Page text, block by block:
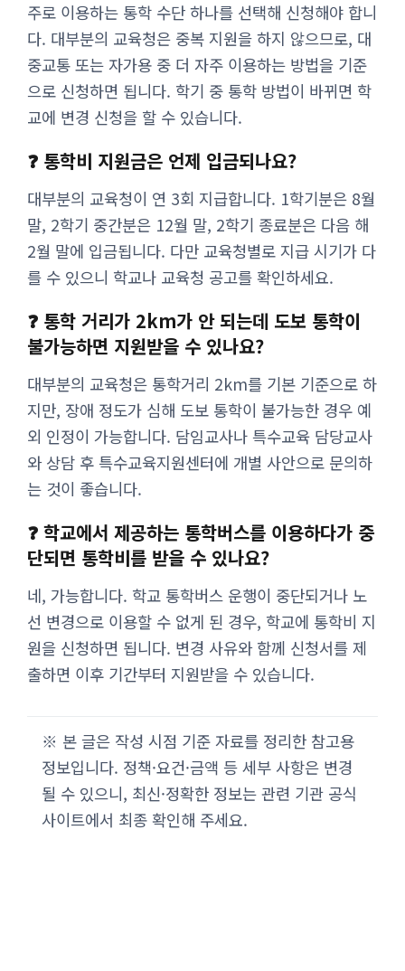
주로 이용하는 통학 수단 하나를 선택해 신청해야 합니
다. 대부분의 교육청은 중복 지원을 하지 않으므로, 대
중교통 또는 자가용 중 더 자주 이용하는 방법을 기준
으로 신청하면 됩니다. 학기 중 통학 방법이 바뀌면 학
교에 변경 신청을 할 수 있습니다.
❓ 통학비 지원금은 언제 입금되나요?
대부분의 교육청이 연 3회 지급합니다. 1학기분은 8월
말, 2학기 중간분은 12월 말, 2학기 종료분은 다음 해
2월 말에 입금됩니다. 다만 교육청별로 지급 시기가 다
를 수 있으니 학교나 교육청 공고를 확인하세요.
❓ 통학 거리가 2km가 안 되는데 도보 통학이
불가능하면 지원받을 수 있나요?
대부분의 교육청은 통학거리 2km를 기본 기준으로 하
지만, 장애 정도가 심해 도보 통학이 불가능한 경우 예
외 인정이 가능합니다. 담임교사나 특수교육 담당교사
와 상담 후 특수교육지원센터에 개별 사안으로 문의하
는 것이 좋습니다.
❓ 학교에서 제공하는 통학버스를 이용하다가 중
단되면 통학비를 받을 수 있나요?
네, 가능합니다. 학교 통학버스 운행이 중단되거나 노
선 변경으로 이용할 수 없게 된 경우, 학교에 통학비 지
원을 신청하면 됩니다. 변경 사유와 함께 신청서를 제
출하면 이후 기간부터 지원받을 수 있습니다.
※ 본 글은 작성 시점 기준 자료를 정리한 참고용
정보입니다. 정책·요건·금액 등 세부 사항은 변경
될 수 있으니, 최신·정확한 정보는 관련 기관 공식
사이트에서 최종 확인해 주세요.